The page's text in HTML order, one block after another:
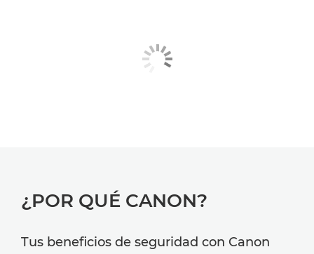
¿POR QUÉ CANON?
Tus beneficios de seguridad con Canon